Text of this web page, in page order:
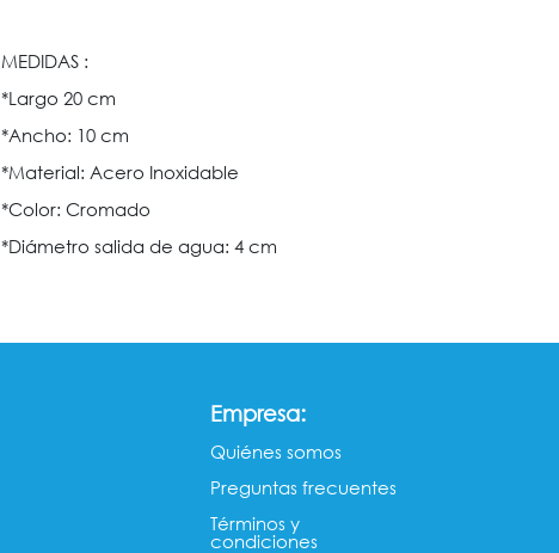
MEDIDAS :
*Largo 20 cm
*Ancho: 10 cm
*Material: Acero Inoxidable
*Color: Cromado
*Diámetro salida de agua: 4 cm
Empresa:
Quiénes somos​​
Preguntas frecuentes
Términos y
condiciones